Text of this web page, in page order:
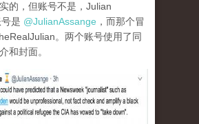
的，但账号不是，Julian
是 @JulianAssange ，而那个冒
。两个账号使用了同
和封面。